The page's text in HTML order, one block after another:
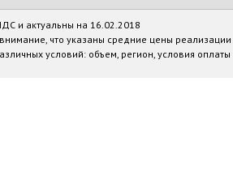
и актуальны на 16.02.2018
что указаны средние цены реализации
условий: объем, регион, условия оплаты